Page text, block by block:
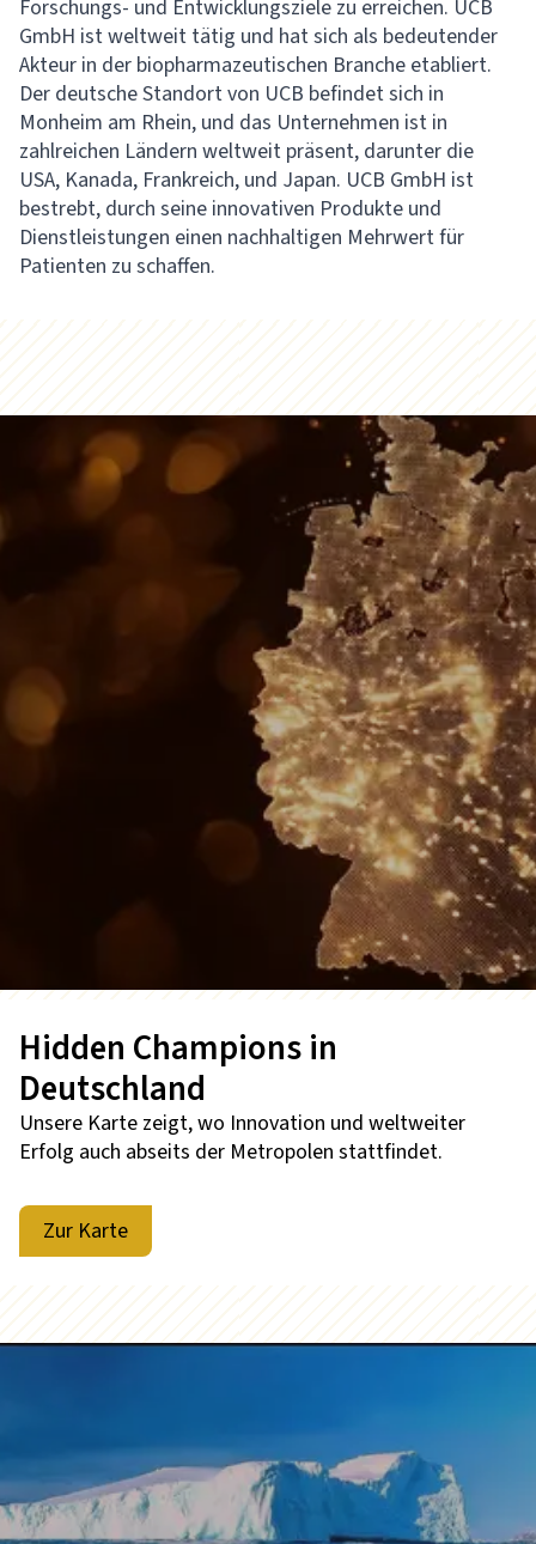
Forschungs- und Entwicklungsziele zu erreichen. UCB
GmbH ist weltweit tätig und hat sich als bedeutender
Akteur in der biopharmazeutischen Branche etabliert.
Der deutsche Standort von UCB befindet sich in
Monheim am Rhein, und das Unternehmen ist in
zahlreichen Ländern weltweit präsent, darunter die
USA, Kanada, Frankreich, und Japan. UCB GmbH ist
bestrebt, durch seine innovativen Produkte und
Dienstleistungen einen nachhaltigen Mehrwert für
Patienten zu schaffen.
Hidden Champions in
Deutschland
Unsere Karte zeigt, wo Innovation und weltweiter
Erfolg auch abseits der Metropolen stattfindet.
Zur Karte